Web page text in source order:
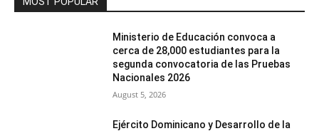
Ministerio de Educación convoca a
cerca de 28,000 estudiantes para la
segunda convocatoria de las Pruebas
Nacionales 2026
August 5, 2026
Ejército Dominicano y Desarrollo de la